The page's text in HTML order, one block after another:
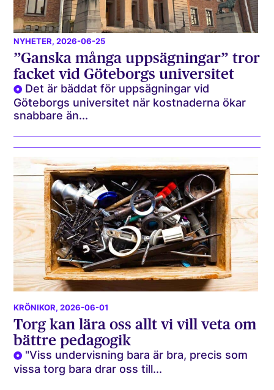
NYHETER, 2026-06-25
”Ganska många uppsägningar” tror
facket vid Göteborgs universitet
Det är bäddat för uppsägningar vid
Göteborgs universitet när kostnaderna ökar
snabbare än...
KRÖNIKOR, 2026-06-01
Torg kan lära oss allt vi vill veta om
bättre pedagogik
"Viss undervisning bara är bra, precis som
vissa torg bara drar oss till...